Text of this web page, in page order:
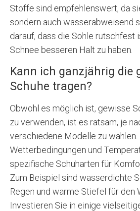
Stoffe sind empfehlenswert, da
sondern auch wasserabweisend
darauf, dass die Sohle rutschfest
Schnee besseren Halt zu haben.
Kann ich ganzjährig die
Schuhe tragen?
Obwohl es möglich ist, gewisse
zu verwenden, ist es ratsam, je
verschiedene Modelle zu
Wetterbedingungen und
spezifische Schuharten für
Zum Beispiel sind wasserdichte
Regen und warme Stiefel für den
Investieren Sie in einige